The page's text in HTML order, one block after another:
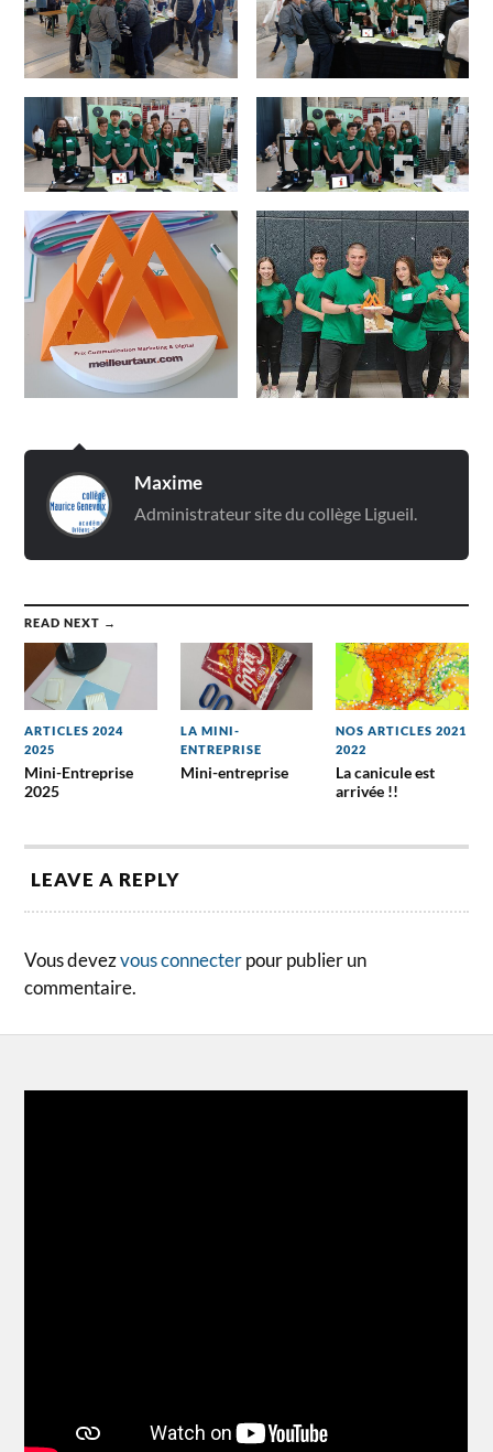
Maxime
Administrateur site du collège Ligueil.
READ NEXT →
ARTICLES 2024
2025
Mini-Entreprise
2025
LA MINI-
ENTREPRISE
Mini-entreprise
NOS ARTICLES 2021
2022
La canicule est
arrivée !!
LEAVE A REPLY
Vous devezvous connecterpour publier un
commentaire.